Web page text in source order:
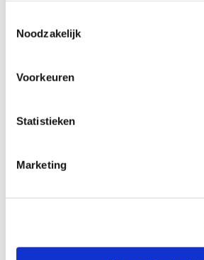
Noodzakelijk
Voorkeuren
Statistieken
Marketing
Specificaties, tekeningen en plattegrond
garantie dat de maximale bezetting
Afmetingen en het interieur kunnen in
UITRUSTING CAMPER